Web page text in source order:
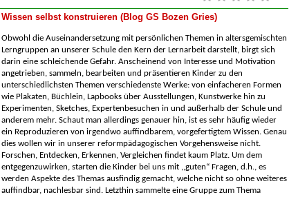
Wissen selbst konstruieren (Blog GS Bozen Gries)
Obwohl die Auseinandersetzung mit persönlichen Themen in altersgemischten
Lerngruppen an unserer Schule den Kern der Lernarbeit darstellt, birgt sich
darin eine schleichende Gefahr. Anscheinend von Interesse und Motivation
angetrieben, sammeln, bearbeiten und präsentieren Kinder zu den
unterschiedlichsten Themen verschiedenste Werke: von einfacheren Formen
wie Plakaten, Büchlein, Lapbooks über Ausstellungen, Kunstwerke hin zu
Experimenten, Sketches, Expertenbesuchen in und außerhalb der Schule und
anderem mehr. Schaut man allerdings genauer hin, ist es sehr häufig wieder
ein Reproduzieren von irgendwo auffindbarem, vorgefertigtem Wissen. Genau
dies wollen wir in unserer reformpädagogischen Vorgehensweise nicht.
Forschen, Entdecken, Erkennen, Vergleichen findet kaum Platz. Um dem
entgegenzuwirken, starten die Kinder bei uns mit ,,guten“ Fragen, d.h., es
werden Aspekte des Themas ausfindig gemacht, welche nicht so ohne weiteres
auffindbar, nachlesbar sind. Letzthin sammelte eine Gruppe zum Thema